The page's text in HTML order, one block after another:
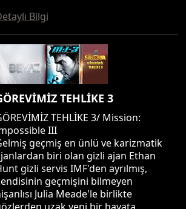
Bilgi
TEHLİKE 3
TEHLİKE 3/ Mission:
III
geçmiş en ünlü ve karizmatik
biri olan gizli ajan Ethan
gizli servis IMF'den ayrılmış,
geçmişini bilmeyen
Julia Meade'le birlikte